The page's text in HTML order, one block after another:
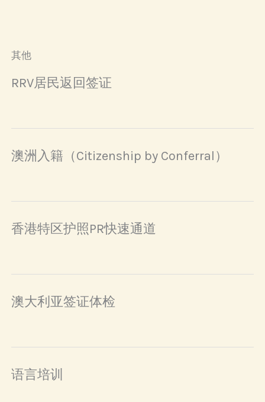
其他
RRV居民返回签证
澳洲入籍（Citizenship by Conferral）
香港特区护照PR快速通道
澳大利亚签证体检
语言培训